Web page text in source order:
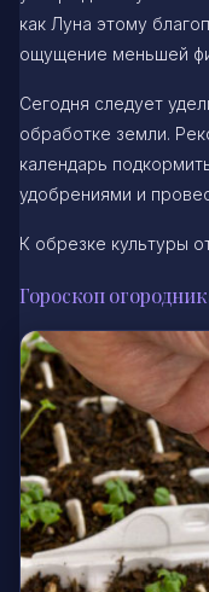
как Луна этому
ощущение меньшей
Сегодня следует
обработке земли.
календарь
удобрениями и
К обрезке культуры
Гороскоп